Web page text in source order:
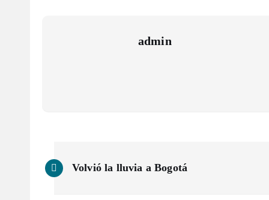
admin
N
Volvió la lluvia a Bogotá